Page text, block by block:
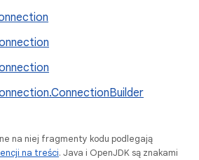
na niej fragmenty kodu podlegają
na treści. Java i OpenJDK są znakami